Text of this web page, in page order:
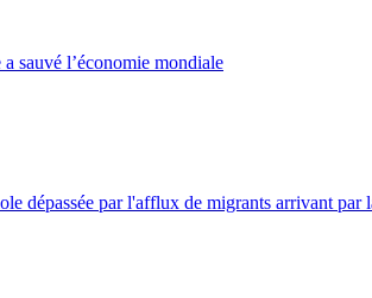
sauvé l’économie mondiale
dépassée par l'afflux de migrants arrivant par